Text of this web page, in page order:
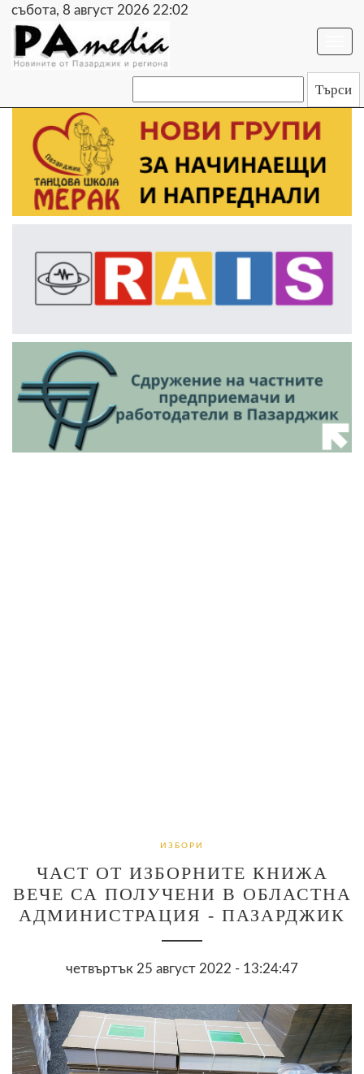
събота, 8 август 2026 22:02
ИЗБОРИ
ЧАСТ ОТ ИЗБОРНИТЕ КНИЖА
ВЕЧЕ СА ПОЛУЧЕНИ В ОБЛАСТНА
АДМИНИСТРАЦИЯ - ПАЗАРДЖИК
четвъртък 25 август 2022 - 13:24:47